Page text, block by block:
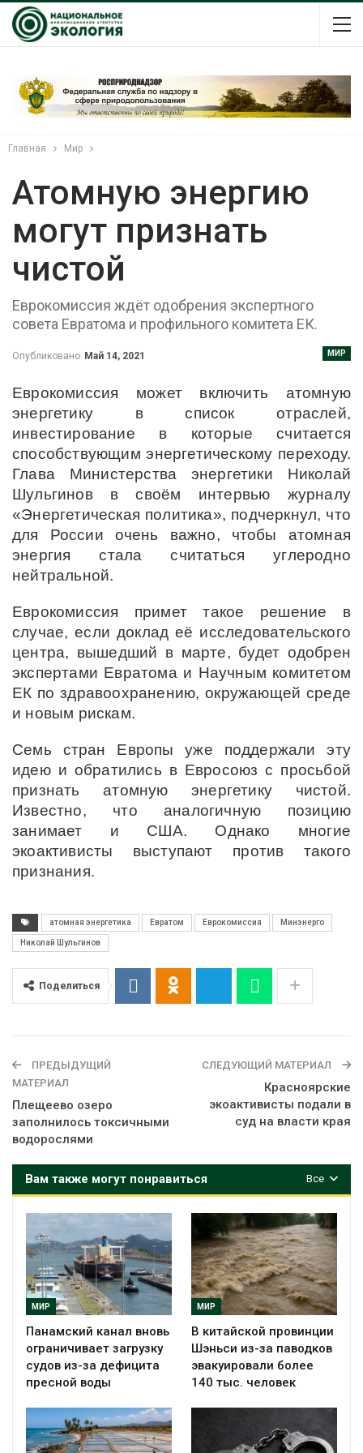
Главная Мир
Атомную энергию
могут признать
чистой
Еврокомиссия ждёт одобрения экспертного
совета Евратома и профильного комитета ЕК.
МИР
Опубликовано Май 14, 2021
Еврокомиссия может включить атомную
энергетику в список отраслей,
инвестирование в которые считается
способствующим энергетическому переходу.
Глава Министерства энергетики Николай
Шульгинов в своём интервью журналу
«Энергетическая политика», подчеркнул, что
для России очень важно, чтобы атомная
энергия стала считаться углеродно
нейтральной.
Еврокомиссия примет такое решение в
случае, если доклад её исследовательского
центра, вышедший в марте, будет одобрен
экспертами Евратома и Научным комитетом
ЕК по здравоохранению, окружающей среде
и новым рискам.
Семь стран Европы уже поддержали эту
идею и обратились в Евросоюз с просьбой
признать атомную энергетику чистой.
Известно, что аналогичную позицию
занимает и США. Однако многие
экоактивисты выступают против такого
признания.
атомная энергетика Евратом Еврокомиссия Минэнерго
Николай Шульгинов
Поделиться
ПРЕДЫДУЩИЙ
МАТЕРИАЛ
Плещеево озеро
заполнилось токсичными
водорослями
СЛЕДУЮЩИЙ МАТЕРИАЛ
Красноярские
экоактивисты подали в
суд на власти края
Все
Вам также могут понравиться
МИР
Панамский канал вновь
ограничивает загрузку
судов из-за дефицита
пресной воды
МИР
В китайской провинции
Шэньси из-за паводков
эвакуировали более
140 тыс. человек